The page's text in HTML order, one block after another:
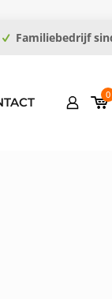
Familiebedrijf
0